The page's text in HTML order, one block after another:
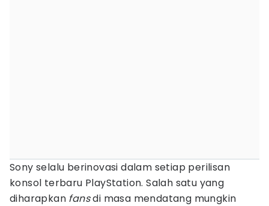
Sony selalu berinovasi dalam setiap perilisan
konsol terbaru PlayStation. Salah satu yang
diharapkan fansdi masa mendatang mungkin